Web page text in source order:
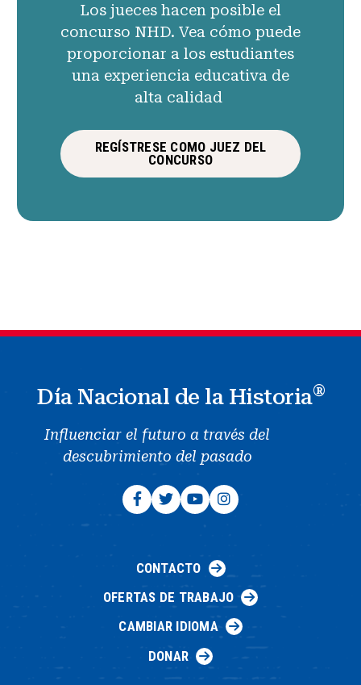
Los jueces hacen posible el
concurso NHD. Vea cómo puede
proporcionar a los estudiantes
una experiencia educativa de
alta calidad
REGÍSTRESE COMO JUEZ DEL
CONCURSO
Día Nacional de la Historia®
Influenciar el futuro a través del
descubrimiento del pasado
CONTACTO
OFERTAS DE TRABAJO
CAMBIAR IDIOMA
DONAR